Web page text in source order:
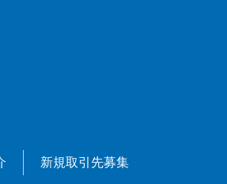
新規取引先募集